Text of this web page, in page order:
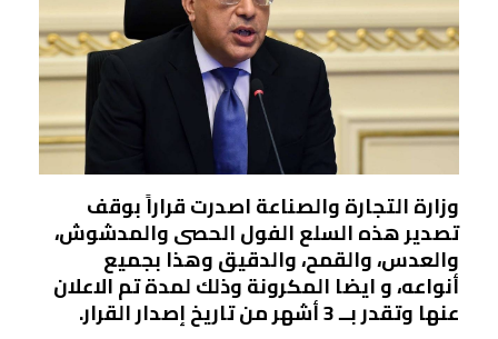
وزارة التجارة والصناعة اصدرت قراراً بوقف
تصدير هذه السلع الفول الحصى والمدشوش،
والعدس، والقمح، والدقيق وهذا بجميع
أنواعه، و ايضا المكرونة وذلك لمدة تم الاعلان
عنها وتقدر بــ 3 أشهر من تاريخ إصدار القرار.